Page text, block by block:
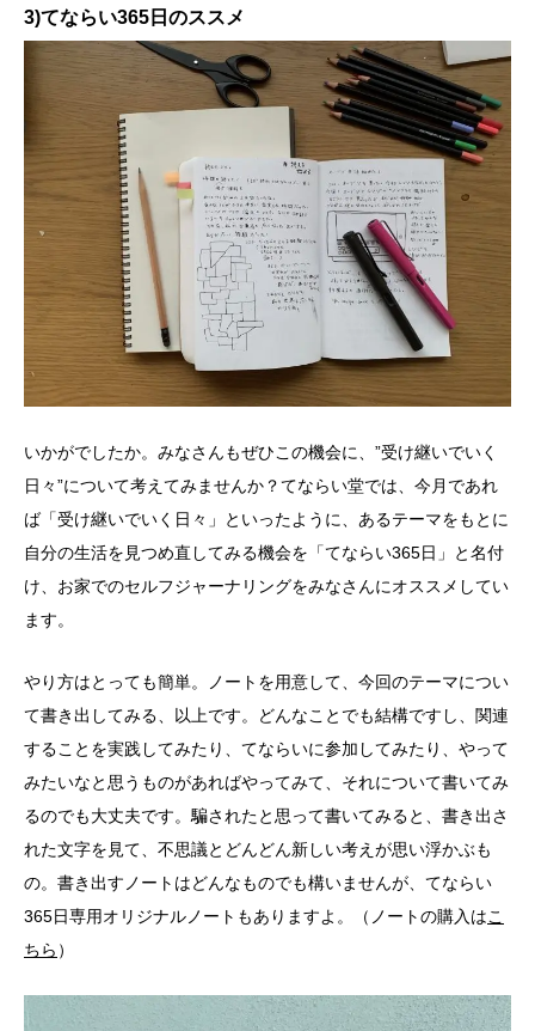
3)てならい365日のススメ
いかがでしたか。みなさんもぜひこの機会に、”受け継いでいく
日々”について考えてみませんか？てならい堂では、今月であれ
ば「受け継いでいく日々」といったように、あるテーマをもとに
自分の生活を見つめ直してみる機会を「てならい365日」と名付
け、お家でのセルフジャーナリングをみなさんにオススメしてい
ます。
やり方はとっても簡単。ノートを用意して、今回のテーマについ
て書き出してみる、以上です。どんなことでも結構ですし、関連
することを実践してみたり、てならいに参加してみたり、やって
みたいなと思うものがあればやってみて、それについて書いてみ
るのでも大丈夫です。騙されたと思って書いてみると、書き出さ
れた文字を見て、不思議とどんどん新しい考えが思い浮かぶも
の。書き出すノートはどんなものでも構いませんが、てならい
365日専用オリジナルノートもありますよ。（ノートの購入はこ
ちら ）